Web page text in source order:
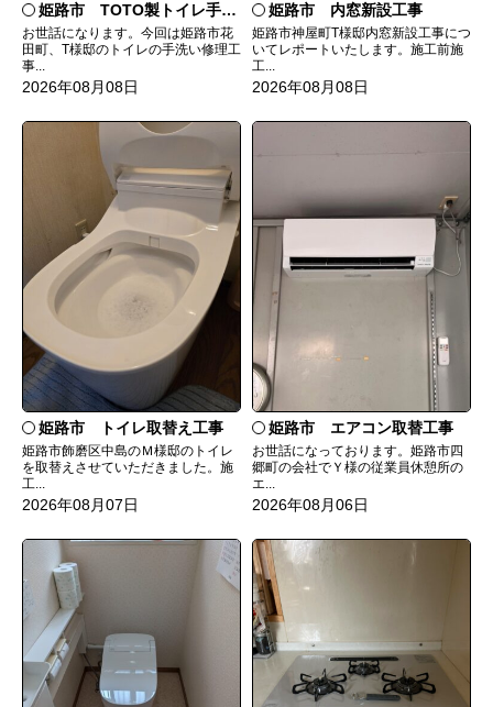
姫路市 TOTO製トイレ手洗いの水漏れ修理
お世話になります。今回は姫路市花
田町、T様邸のトイレの手洗い修理工
事...
2026年08月08日
姫路市 内窓新設工事
姫路市神屋町T様邸内窓新設工事につ
いてレポートいたします。施工前施
工...
2026年08月08日
姫路市 トイレ取替え工事
姫路市飾磨区中島のＭ様邸のトイレ
を取替えさせていただきました。施
工...
2026年08月07日
姫路市 エアコン取替工事
お世話になっております。姫路市四
郷町の会社でＹ様の従業員休憩所の
エ...
2026年08月06日